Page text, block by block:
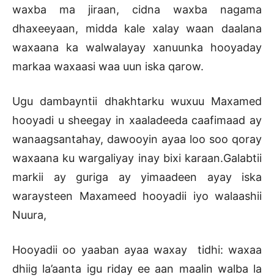
waxba ma jiraan, cidna waxba nagama
dhaxeeyaan, midda kale xalay waan daalana
waxaana ka walwalayay xanuunka hooyaday
markaa waxaasi waa uun iska qarow.
Ugu dambayntii dhakhtarku wuxuu Maxamed
hooyadi u sheegay in xaaladeeda caafimaad ay
wanaagsantahay, dawooyin ayaa loo soo qoray
waxaana ku wargaliyay inay bixi karaan.Galabtii
markii ay guriga ay yimaadeen ayay iska
waraysteen Maxameed hooyadii iyo walaashii
Nuura,
Hooyadii oo yaaban ayaa waxay tidhi: waxaa
dhiig la’aanta igu riday ee aan maalin walba la